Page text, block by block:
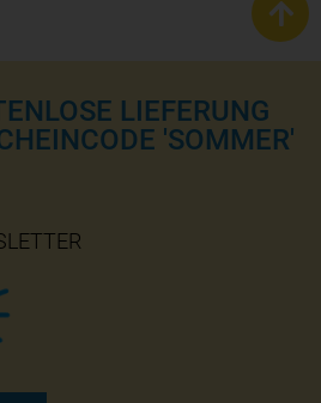
LIEFERUNG
'SOMMER'